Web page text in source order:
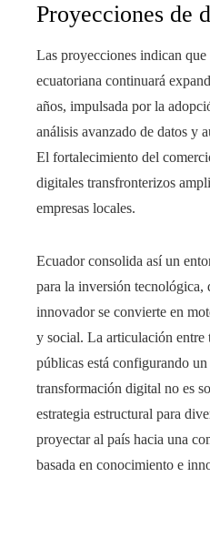
Proyecciones de
Las proyecciones indican
ecuatoriana continuará
años, impulsada por la
análisis avanzado de datos y
El fortalecimiento del
digitales transfronterizos
empresas locales.
Ecuador consolida así un
para la inversión tecnológica,
innovador se convierte en
y social. La articulación
públicas está configurando
transformación digital no es
estrategia estructural para
proyectar al país hacia una
basada en conocimiento e